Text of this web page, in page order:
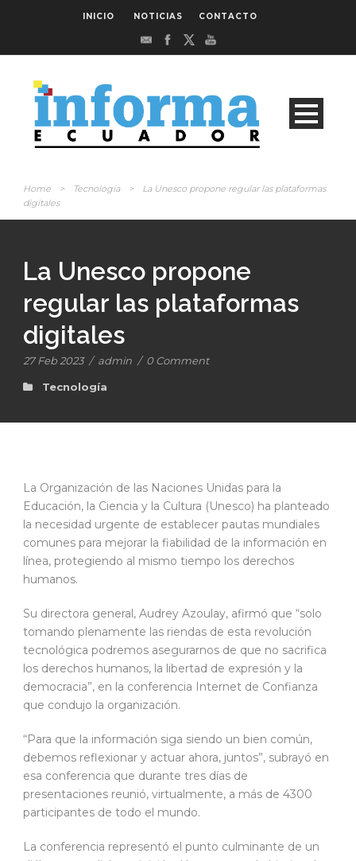
INICIO NOTICIAS CONTACTO
Home > Tecnología >
La Unesco propone regular las plataformas
digitales
La Unesco propone
regular las plataformas
digitales
27 Feb 2023 / admin / 0 Comment
Tecnología
La Organización de las Naciones Unidas para la
Educación, la Ciencia y la Cultura (Unesco) ha planteado
la necesidad urgente de establecer pautas mundiales
comunes para mejorar la fiabilidad de la información en
línea, protegiendo al mismo tiempo los derechos
humanos.
Su directora general, Audrey Azoulay, afirmó que “solo
tomando plenamente las riendas de esta revolución
tecnológica podremos asegurarnos de que no sacrifica
los derechos humanos, la libertad de expresión y la
democracia”, en la conferencia Internet de Confianza
que condujo la organización.
“Para que la información siga siendo un bien común,
debemos reflexionar y actuar ahora, juntos”, subrayó en
esa conferencia que durante tres días de
presentaciones reunió, virtualmente, a más de 4300
participantes de todo el mundo.
La conferencia representó el punto culminante de un